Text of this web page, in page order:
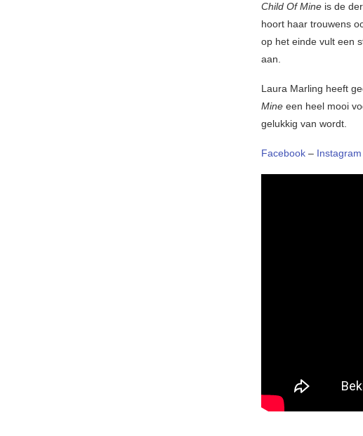
Child Of Mine is de
hoort haar trouwens
op het einde vult een
aan.
Laura Marling heeft
Mine een heel mooi
gelukkig van wordt.
Facebook – Instagram